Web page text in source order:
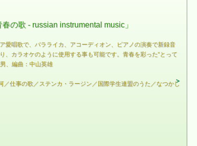
の歌 - russian instrumental music」
愛唱歌で、バラライカ、アコーディオン、ピアノの演奏で新録音
カラオケのように使用する事も可能です。青春を彩った“とって
、編曲：中山英雄
仕事の歌／ステンカ・ラージン／国際学生連盟のうた／なつかし